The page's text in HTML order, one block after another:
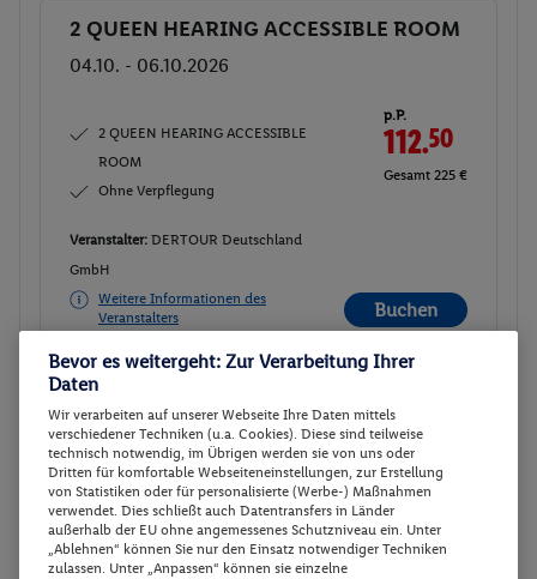
Buchen
2 QUEEN HEARING ACCESSIBLE ROOM
04.10. - 06.10.2026
2 QUEEN HEARING ACCESSIBLE
ROOM
Ohne Verpflegung
p.P.
112.50
Gesamt 225 €
Veranstalter: DERTOUR Deutschland
GmbH
Weitere Informationen des
Veranstalters
Buchen
2 QUEEN HEARING ACCESSIBLE ROOM
11.10. - 13.10.2026
2 QUEEN HEARING ACCESSIBLE
ROOM
Ohne Verpflegung
p.P.
112.
Gesamt 225 €
Bevor es weitergeht: Zur Verarbeitung Ihrer
Daten
Wir verarbeiten auf unserer Webseite Ihre Daten mittels
verschiedener Techniken (u.a. Cookies). Diese sind teilweise
technisch notwendig, im Übrigen werden sie von uns oder
Dritten für komfortable Webseiteneinstellungen, zur Erstellung
von Statistiken oder für personalisierte (Werbe-) Maßnahmen
verwendet. Dies schließt auch Datentransfers in Länder
außerhalb der EU ohne angemessenes Schutzniveau ein. Unter
„Ablehnen“ können Sie nur den Einsatz notwendiger Techniken
zulassen. Unter „Anpassen“ können sie einzelne